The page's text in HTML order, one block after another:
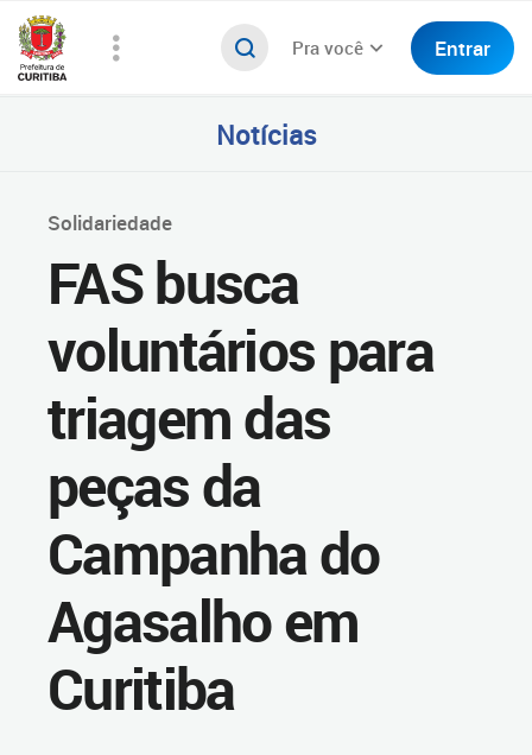
Pra você Entrar
Notícias
Solidariedade
FAS busca
voluntários para
triagem das
peças da
Campanha do
Agasalho em
Curitiba